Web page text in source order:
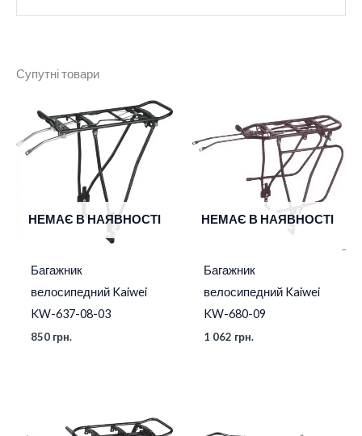
Колір
Матеріал Алюміній
Супутні товари
НЕМАЄ В НАЯВНОСТІ
Багажник
велосипедний Kaiwei
KW-637-08-03
850 грн.
НЕМАЄ В НАЯВНОСТІ
Багажник
велосипедний Kaiwei
KW-680-09
1 062 грн.